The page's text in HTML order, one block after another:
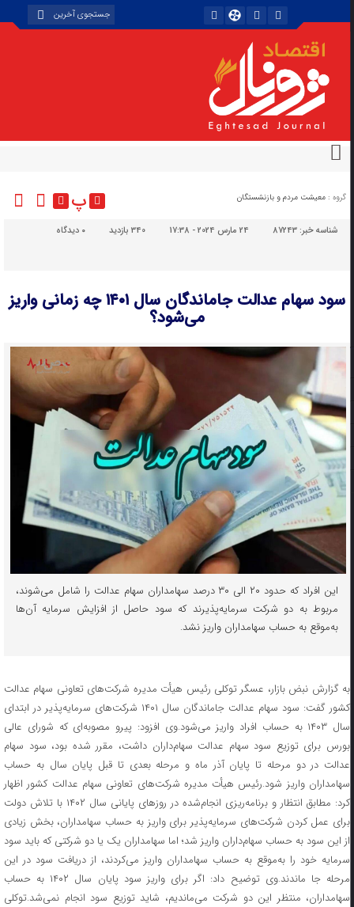
گروه : معیشت مردم و بازنشستگان پ
شناسه خبر:87243 24 مارس 2024 - 17:38 340 بازدید دیدگاه
سود سهام عدالت جاماندگان سال ۱۴۰۱ چه زمانی واریز
می‌شود؟
این افراد که حدود ۲۰ الی ۳۰ درصد سهامداران سهام عدالت را شامل می‌شوند،
مربوط به دو شرکت سرمایه‌پذیرند که سود حاصل از افزایش سرمایه آن‌ها
به‌موقع به حساب سهامداران واریز نشد.
به گزارش نبض بازار، عسگر توکلی رئیس هیأت مدیره شرکت‌های تعاونی سهام عدالت
کشور گفت: سود سهام عدالت جاماندگان سال ۱۴۰۱ شرکت‌های سرمایه‌پذیر در ابتدای
سال ۱۴۰۳ به حساب افراد واریز می‌شود.وی افزود: پیرو مصوبه‌ای که شورای عالی
بورس برای توزیع سود سهام عدالت سهام‌داران داشت، مقرر شده بود، سود سهام
عدالت در دو مرحله تا پایان آذر ماه و مرحله بعدی تا قبل پایان سال به حساب
سهامداران واریز شود.رئیس هیأت مدیره شرکت‌های تعاونی سهام عدالت کشور اظهار
کرد: مطابق انتظار و برنامه‌ریزی انجام‌شده در روز‌های پایانی سال ۱۴۰۲ با تلاش دولت
برای عمل کردن شرکت‌های سرمایه‌پذیر برای واریز به حساب سهامداران، بخش زیادی
از این سود به حساب سهام‌داران واریز شد؛ اما سهامداران یک یا دو شرکتی که باید سود
سرمایه خود را به‌موقع به حساب سهامداران واریز می‌کردند، از دریافت سود در این
مرحله جا ماندند.وی توضیح داد: اگر برای واریز سود پایان سال ۱۴۰۲ به حساب
سهامداران، منتظر این دو شرکت می‌ماندیم، شاید توزیع سود انجام نمی‌شد.توکلی